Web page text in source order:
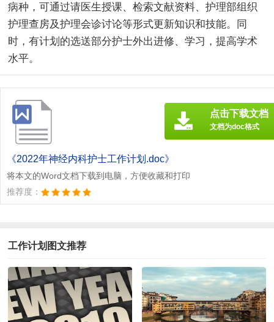
病种，可通过请医生授课、检索文献资料、护理部组织
护理查房及护理会诊讨论等形式更新知识和技能。同
时，有计划的选送部分护士外出进修、学习，提高学术
水平。
《2022年神经内科护士工作计划.doc》
将本文的Word文档下载到电脑，方便收藏和打印
推荐度：
点击下载文档
文档为doc格式
工作计划图文推荐